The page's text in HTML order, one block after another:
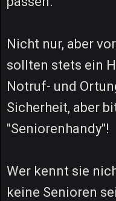
Nicht nur, aber
sollten stets ein
Notruf- und
Sicherheit, aber
"Seniorenhandy"!
Wer kennt sie
keine Senioren